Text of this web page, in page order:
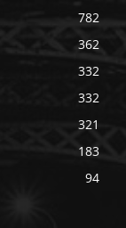
782
362
332
332
321
183
94